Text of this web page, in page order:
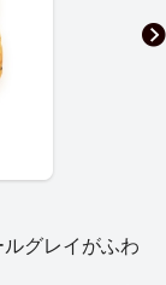
グレイがふわ